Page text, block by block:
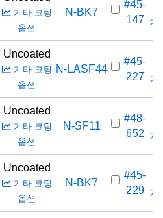
기타 코팅
옵션
N-BK7
#45-
147 가
Uncoated
기타 코팅
옵션
N-LASF44
#45-
227 가
Uncoated
기타 코팅
옵션
N-SF11
#48-
652 가
Uncoated
기타 코팅
옵션
N-BK7
#45-
229 가